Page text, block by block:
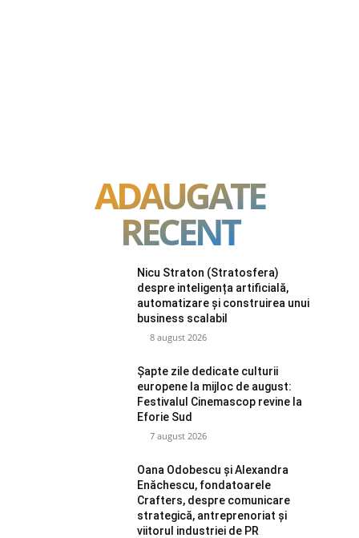
ADAUGATE
RECENT
Nicu Straton (Stratosfera)
despre inteligența artificială,
automatizare și construirea unui
business scalabil
8 august 2026
Șapte zile dedicate culturii
europene la mijloc de august:
Festivalul Cinemascop revine la
Eforie Sud
7 august 2026
Oana Odobescu și Alexandra
Enăchescu, fondatoarele
Crafters, despre comunicare
strategică, antreprenoriat și
viitorul industriei de PR